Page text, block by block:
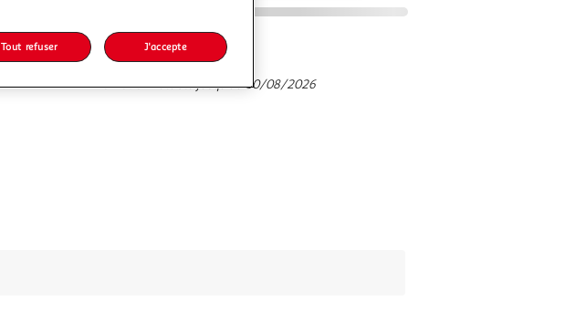
Promotion valable jusqu'au 30/08/2026
Tout refuser J'accepte